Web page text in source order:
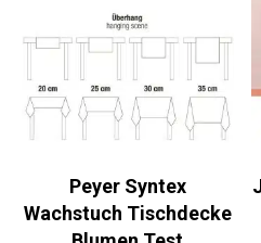
Peyer Syntex
Wachstuch Tischdecke